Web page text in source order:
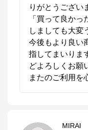
りがとうござい
「買って良か
しましても大変
今後もより良い
指してまいりま
どよろしくお願
またのご利用を
MIRAI